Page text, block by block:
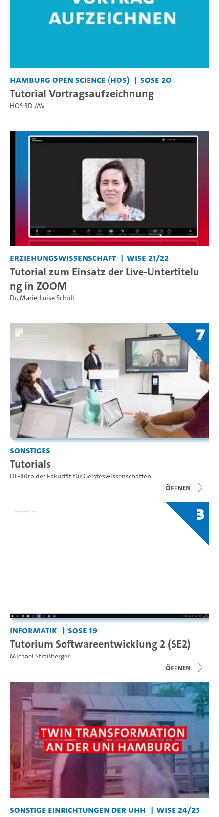
Hamburg Open Science (HOS) SoSe 20
Tutorial Vortragsaufzeichnung
HOS 3D /AV
Erziehungswissenschaft WiSe 21/22
Tutorial zum Einsatz der Live-Untertitelu
ng in ZOOM
Dr. Marie-Luise Schütt
7
Sonstiges
Tutorials
DL-Büro der Fakultät für Geisteswissenschaften
Öffnen
3
Informatik SoSe 19
Tutorium Softwareentwicklung 2 (SE2)
Michael Straßberger
Öffnen
Sonstige Einrichtungen der UHH WiSe 24/25